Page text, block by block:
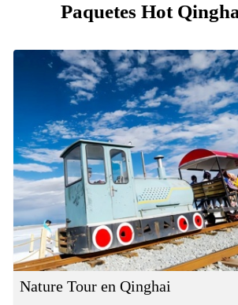
Paquetes Hot
Nature Tour en Qinghai